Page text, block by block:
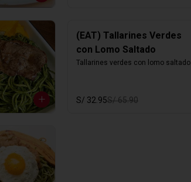
(EAT) Tallarines Verdes
con Lomo Saltado
Tallarines verdes con lomo saltado.
S/ 32.95S/ 65.90